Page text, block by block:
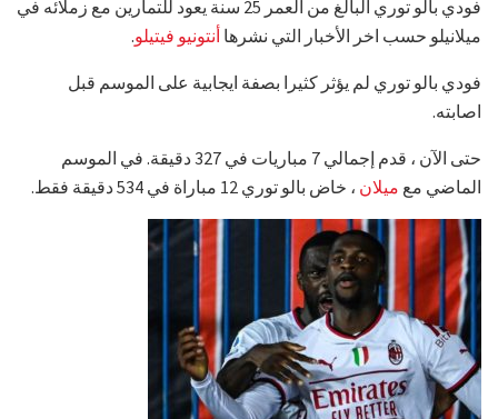
فودي بالو توري البالغ من العمر 25 سنة يعود للتمارين مع زملائه في
ميلانيلو حسب اخر الأخبار التي نشرها أنتونيو فيتيلو.
فودي بالو توري لم يؤثر كثيرا بصفة ايجابية على الموسم قبل
اصابته.
حتى الآن ، قدم إجمالي 7 مباريات في 327 دقيقة. في الموسم
الماضي مع ميلان ، خاض بالو توري 12 مباراة في 534 دقيقة فقط.